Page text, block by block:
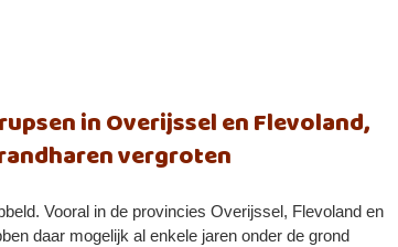
in Overijssel en Flevoland,
vergroten
Vooral in de provincies Overijssel, Flevoland en
daar mogelijk al enkele jaren onder de grond